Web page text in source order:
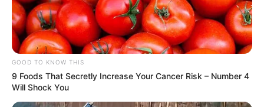
GOOD TO KNOW THIS
9 Foods That Secretly Increase Your Cancer Risk – Number 4
Will Shock You